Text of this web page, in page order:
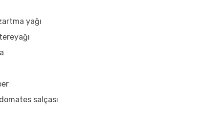
yağı
tereyağı
domates salçası